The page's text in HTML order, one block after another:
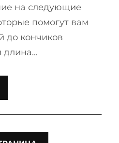
на следующие
помогут вам
до кончиков
длина…